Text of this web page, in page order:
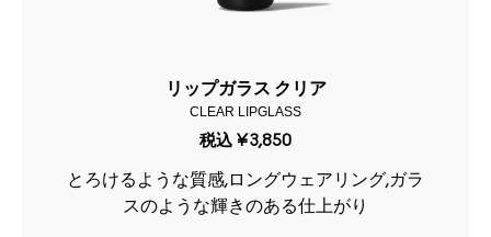
リップガラス クリア
CLEAR LIPGLASS
税込 ¥3,850
とろけるような質感,ロングウェアリング,ガラ
スのような輝きのある仕上がり